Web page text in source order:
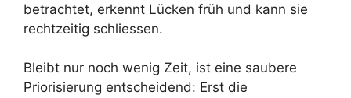
betrachtet, erkennt Lücken früh und kann sie
rechtzeitig schliessen.
Bleibt nur noch wenig Zeit, ist eine saubere
Priorisierung entscheidend: Erst die